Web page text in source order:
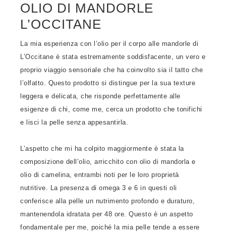
OLIO DI MANDORLE
L’OCCITANE
La mia esperienza con l’olio per il corpo alle mandorle di
L’Occitane è stata estremamente soddisfacente, un vero e
proprio viaggio sensoriale che ha coinvolto sia il tatto che
l’olfatto. Questo prodotto si distingue per la sua texture
leggera e delicata, che risponde perfettamente alle
esigenze di chi, come me, cerca un prodotto che tonifichi
e lisci la pelle senza appesantirla.
L’aspetto che mi ha colpito maggiormente è stata la
composizione dell’olio, arricchito con olio di mandorla e
olio di camelina, entrambi noti per le loro proprietà
nutritive. La presenza di omega 3 e 6 in questi oli
conferisce alla pelle un nutrimento profondo e duraturo,
mantenendola idratata per 48 ore. Questo è un aspetto
fondamentale per me, poiché la mia pelle tende a essere